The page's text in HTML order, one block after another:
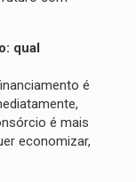
qual
é
é mais
economizar,